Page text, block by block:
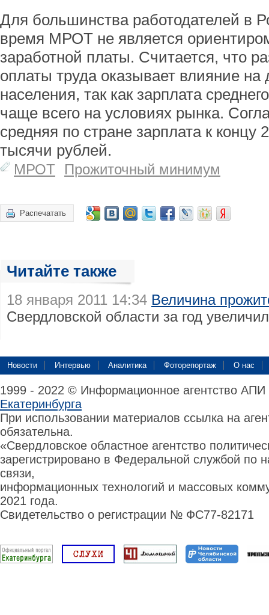
Для большинства работодателей в
время МРОТ не является
заработной платы. Считается, что
оплаты труда оказывает влияние
населения, так как зарплата
чаще всего на условиях рынка.
средняя по стране зарплата к концу
тысячи рублей.
МРОТ Прожиточный минимум
Распечатать
Читайте также
18 января 2011 14:34 Величина
Свердловской области за год
Новости Интервью Аналитика Фоторепортаж О нас
1999 - 2022 © Информационное агентство
Екатеринбурга
При использовании материалов ссылка на
обязательна.
«Свердловское областное агентство
зарегистрировано в Федеральной службой по
связи,
информационных технологий и массовых
2021 года.
Свидетельство о регистрации № ФС77-82171